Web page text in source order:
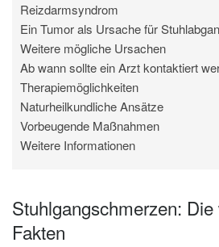
Reizdarmsyndrom
Ein Tumor als Ursache für
Weitere mögliche Ursachen
Ab wann sollte ein Arzt kontaktiert
Therapiemöglichkeiten
Naturheilkundliche Ansätze
Vorbeugende Maßnahmen
Weitere Informationen
Stuhlgangschmerzen:
Fakten